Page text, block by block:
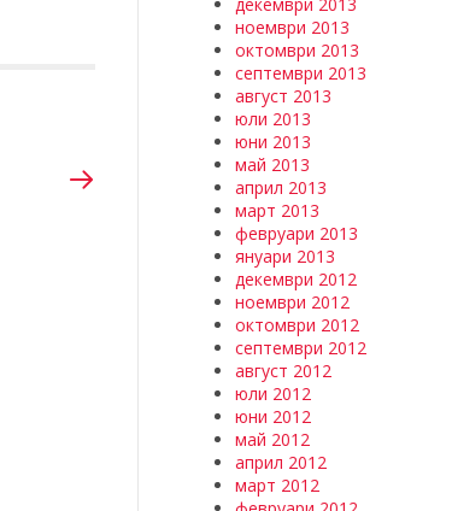
ноември 2013
октомври 2013
септември 2013
август 2013
юли 2013
юни 2013
май 2013
април 2013
март 2013
февруари 2013
януари 2013
декември 2012
ноември 2012
октомври 2012
септември 2012
август 2012
юли 2012
юни 2012
май 2012
април 2012
март 2012